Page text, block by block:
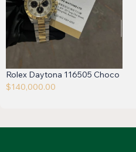
Rolex Daytona 116505 Choco
$140,000.00